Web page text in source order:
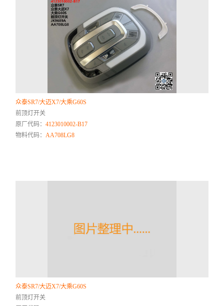
众泰SR7/大迈X7/大乘G60S
前顶灯开关
原厂代码：4123010002-B17
物料代码：AA708LG8
众泰SR7/大迈X7/大乘G60S
前顶灯开关